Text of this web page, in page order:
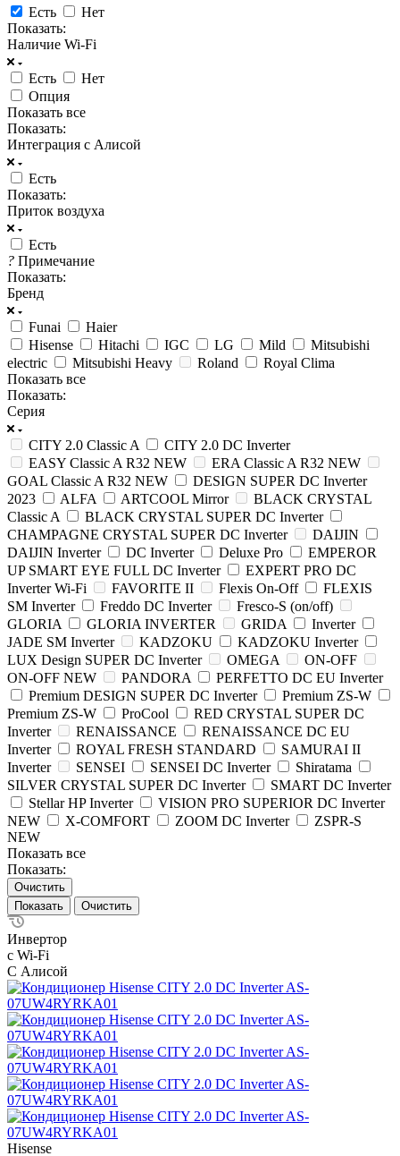
Есть
Нет
Показать:
Наличие Wi-Fi
Есть
Нет
Опция
Показать все
Показать:
Интеграция с Алисой
Есть
Показать:
Приток воздуха
Есть
? Примечание
Показать:
Бренд
Funai
Haier
Hisense
Hitachi IGC LG Mild
Mitsubishi
electric
Mitsubishi Heavy Roland
Royal Clima
Показать все
Показать:
Серия
CITY 2.0 Classic A
CITY 2.0 DC Inverter
EASY Classic A R32 NEW
ERA Classic A R32 NEW
GOAL Classic A R32 NEW
DESIGN SUPER DC Inverter
2023
ALFA ARTCOOL Mirror
BLACK CRYSTAL
Classic A
BLACK CRYSTAL SUPER DC Inverter
CHAMPAGNE CRYSTAL SUPER DC Inverter
DAIJIN
DAIJIN Inverter
DC Inverter Deluxe Pro
EMPEROR
UP SMART EYE FULL DC Inverter
EXPERT PRO DC
Inverter Wi-Fi
FAVORITE II Flexis On-Off
FLEXIS
SM Inverter
Freddo DC Inverter
Fresco-S (on/off)
GLORIA
GLORIA INVERTER GRIDA
Inverter
JADE SM Inverter
KADZOKU
KADZOKU Inverter
LUX Design SUPER DC Inverter
OMEGA
ON-OFF
ON-OFF NEW
PANDORA
PERFETTO DC EU Inverter
Premium DESIGN SUPER DC Inverter
Premium ZS-W
Premium ZS-W
ProCool
RED CRYSTAL SUPER DC
Inverter
RENAISSANCE
RENAISSANCE DC EU
Inverter
ROYAL FRESH STANDARD
SAMURAI II
Inverter
SENSEI SENSEI DC Inverter
Shiratama
SILVER CRYSTAL SUPER DC Inverter
SMART DC Inverter
Stellar HP Inverter
VISION PRO SUPERIOR DC Inverter
NEW
X-COMFORT ZOOM DC Inverter
ZSPR-S
NEW
Показать все
Показать:
Очистить
Очистить
Инвертор
с Wi-Fi
С Алисой
Hisense